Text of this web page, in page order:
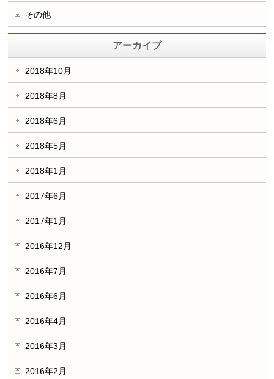
その他
アーカイブ
2018年10月
2018年8月
2018年6月
2018年5月
2018年1月
2017年6月
2017年1月
2016年12月
2016年7月
2016年6月
2016年4月
2016年3月
2016年2月